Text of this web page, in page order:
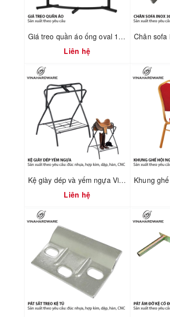
Giá treo quần áo ống oval 1900.1.13506
Liên hệ
Kệ giày dép và yếm ngựa Vinahardware 2302.1.64006
Liên hệ